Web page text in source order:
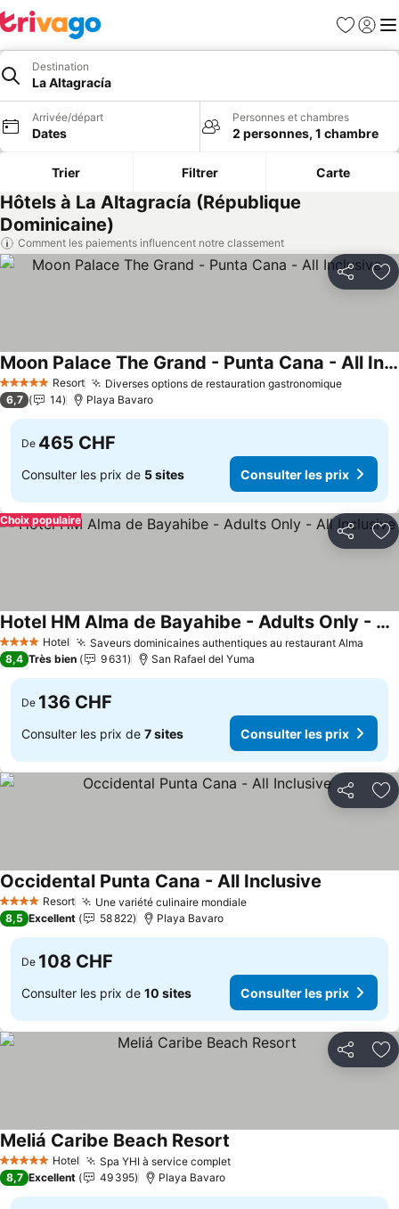
Favoris
Se
Destination
La Altagracía
Arrivée/départ
Dates
Personnes et chambres
2 personnes, 1 chambre
Trier Filtrer Carte
Hôtels à La Altagracía (République
Dominicaine)
Comment les paiements influencent notre classement
Partager
5 Étoiles Resort Diverses options de restauration gastronomique
Moon Palace The Grand - Punta Cana - All Inclusive
Consulter les prix
6,7 14 Playa Bavaro
De 465 CHF
Consulter les prix de 5 sites Consulter les prix
Partager
Choix populaire
4 Étoiles Hotel Saveurs dominicaines authentiques au restaurant Alma
Hotel HM Alma de Bayahibe - Adults Only - All Inclusive
Consulter les prix
8,4 Très bien 9 631 San Rafael del Yuma
De 136 CHF
Consulter les prix de 7 sites Consulter les prix
Partager
4 Étoiles Resort Une variété culinaire mondialeConsulter les prix
Occidental Punta Cana - All Inclusive
8,5 Excellent 58 822 Playa Bavaro
De 108 CHF
Consulter les prix de 10 sites Consulter les prix
Partager
5 Étoiles Hotel Spa YHI à service completConsulter les prix
Meliá Caribe Beach Resort
8,7 Excellent 49 395 Playa Bavaro